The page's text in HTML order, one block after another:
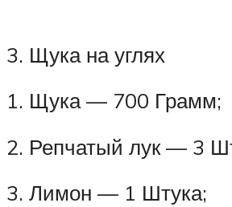
3. Щука на углях
1. Щука — 700 Грамм;
2. Репчатый лук — 3
3. Лимон — 1 Штука;